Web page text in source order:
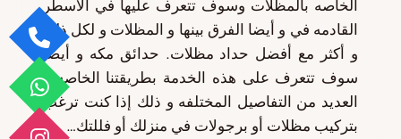
الخاصه بالمظلات وسوف تتعرف عليها في الاسطر
القادمه في و أيضا الفرق بينها و المظلات و لكل ذلك
و أكثر مع أفضل حداد مظلات. حدائق مكه و أيضا
سوف تتعرف على هذه الخدمة بطريقتنا الخاصه و
العديد من التفاصيل المختلفه و ذلك إذا كنت ترغب
بتركيب مظلات أو برجولات في منزلك أو فللتك…